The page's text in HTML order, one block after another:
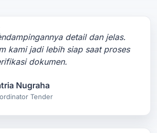
detail dan jelas.
kami jadi lebih siap saat proses
dokumen.
Nugraha
Tender